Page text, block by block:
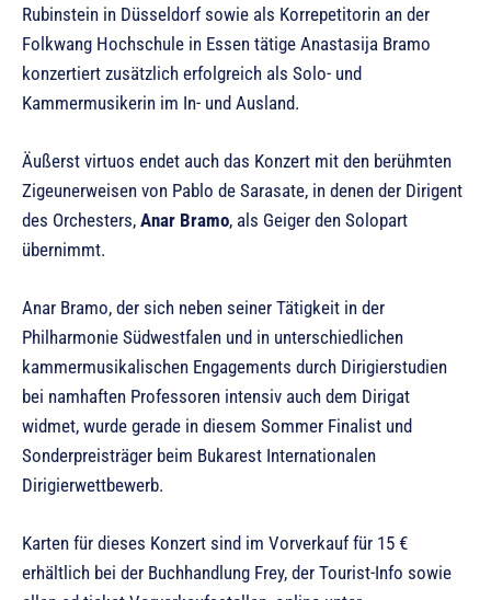
Rubinstein in Düsseldorf sowie als Korrepetitorin an der
Folkwang Hochschule in Essen tätige Anastasija Bramo
konzertiert zusätzlich erfolgreich als Solo- und
Kammermusikerin im In- und Ausland.
Äußerst virtuos endet auch das Konzert mit den berühmten
Zigeunerweisen von Pablo de Sarasate, in denen der Dirigent
des Orchesters, Anar Bramo, als Geiger den Solopart
übernimmt.
Anar Bramo, der sich neben seiner Tätigkeit in der
Philharmonie Südwestfalen und in unterschiedlichen
kammermusikalischen Engagements durch Dirigierstudien
bei namhaften Professoren intensiv auch dem Dirigat
widmet, wurde gerade in diesem Sommer Finalist und
Sonderpreisträger beim Bukarest Internationalen
Dirigierwettbewerb.
Karten für dieses Konzert sind im Vorverkauf für 15 €
erhältlich bei der Buchhandlung Frey, der Tourist-Info sowie